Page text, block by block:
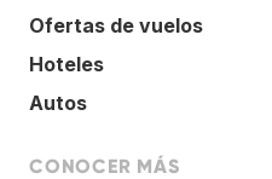
Ofertas de vuelos
Hoteles
Autos
CONOCER MÁS